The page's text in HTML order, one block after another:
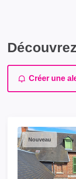
Créer une
Nouveau